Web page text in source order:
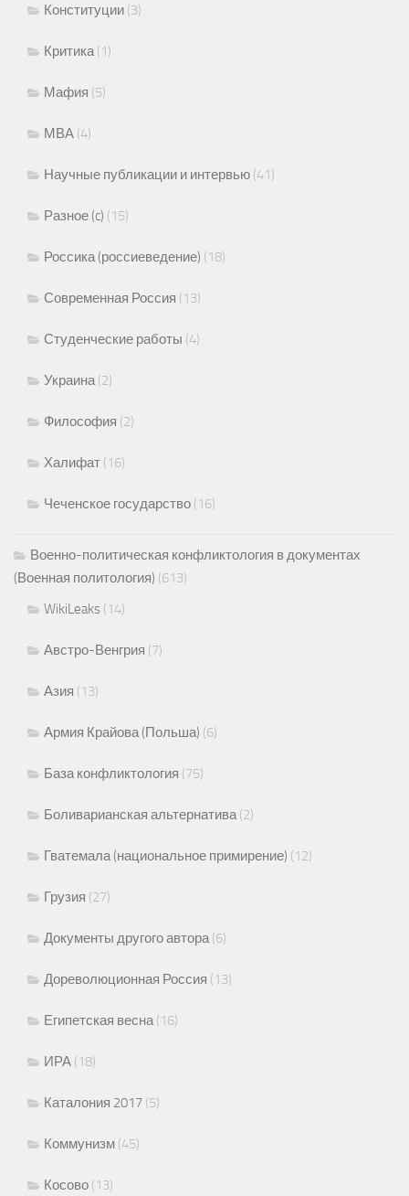
Конституции (3)
Критика(1)
Мафия (5)
МВА (4)
Научные публикации и интервью (41)
Разное (c) (15)
Россика (россиеведение) (18)
Современная Россия (13)
Студенческие работы (4)
Украина(2)
Философия (2)
Халифат (16)
Чеченское государство (16)
Военно-политическая конфликтология в документах
(Военная политология) (613)
WikiLeaks (14)
Австро-Венгрия (7)
Азия (13)
Армия Крайова (Польша) (6)
База конфликтология (75)
Боливарианская альтернатива(2)
Гватемала (национальное примирение) (12)
Грузия (27)
Документы другого автора(6)
Дореволюционная Россия (13)
Египетская весна(16)
ИРА (18)
Каталония 2017 (5)
Коммунизм (45)
Косово (13)